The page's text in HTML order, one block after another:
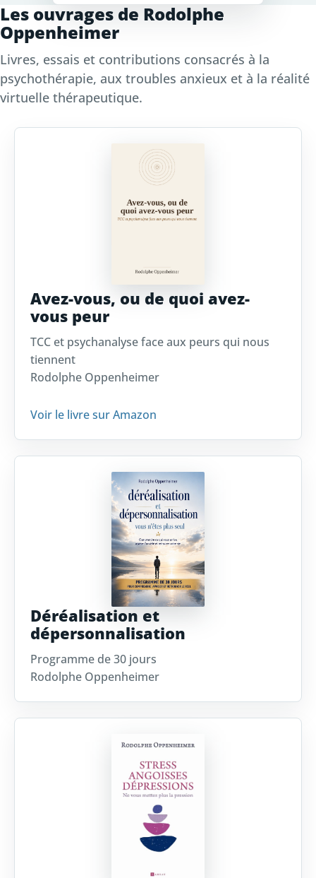
Les ouvrages de Rodolphe
Oppenheimer
Livres, essais et contributions consacrés à la
psychothérapie, aux troubles anxieux et à la réalité
virtuelle thérapeutique.
Avez-vous, ou de quoi avez-
vous peur
TCC et psychanalyse face aux peurs qui nous
tiennent
Rodolphe Oppenheimer
Voir le livre sur Amazon
Déréalisation et
dépersonnalisation
Programme de 30 jours
Rodolphe Oppenheimer